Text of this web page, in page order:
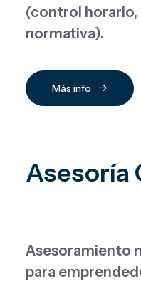
(control
normativa).
Más info
Asesoría
Asesoramiento
para